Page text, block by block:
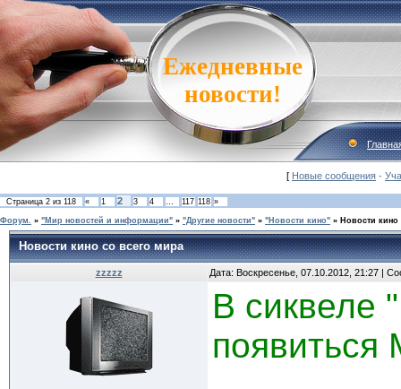
Ежедневные
новости!
[ Новые сообщения ·
Страница 2 из 118 « 1 2 3 4 … 117 118 »
Форум. » "Мир новостей и информации" » "Другие новости" » "Новости кино" » Новости
Новости кино со всего мира
zzzzz Дата: Воскресенье, 07.10.2012, 21:27 |
В сиквеле